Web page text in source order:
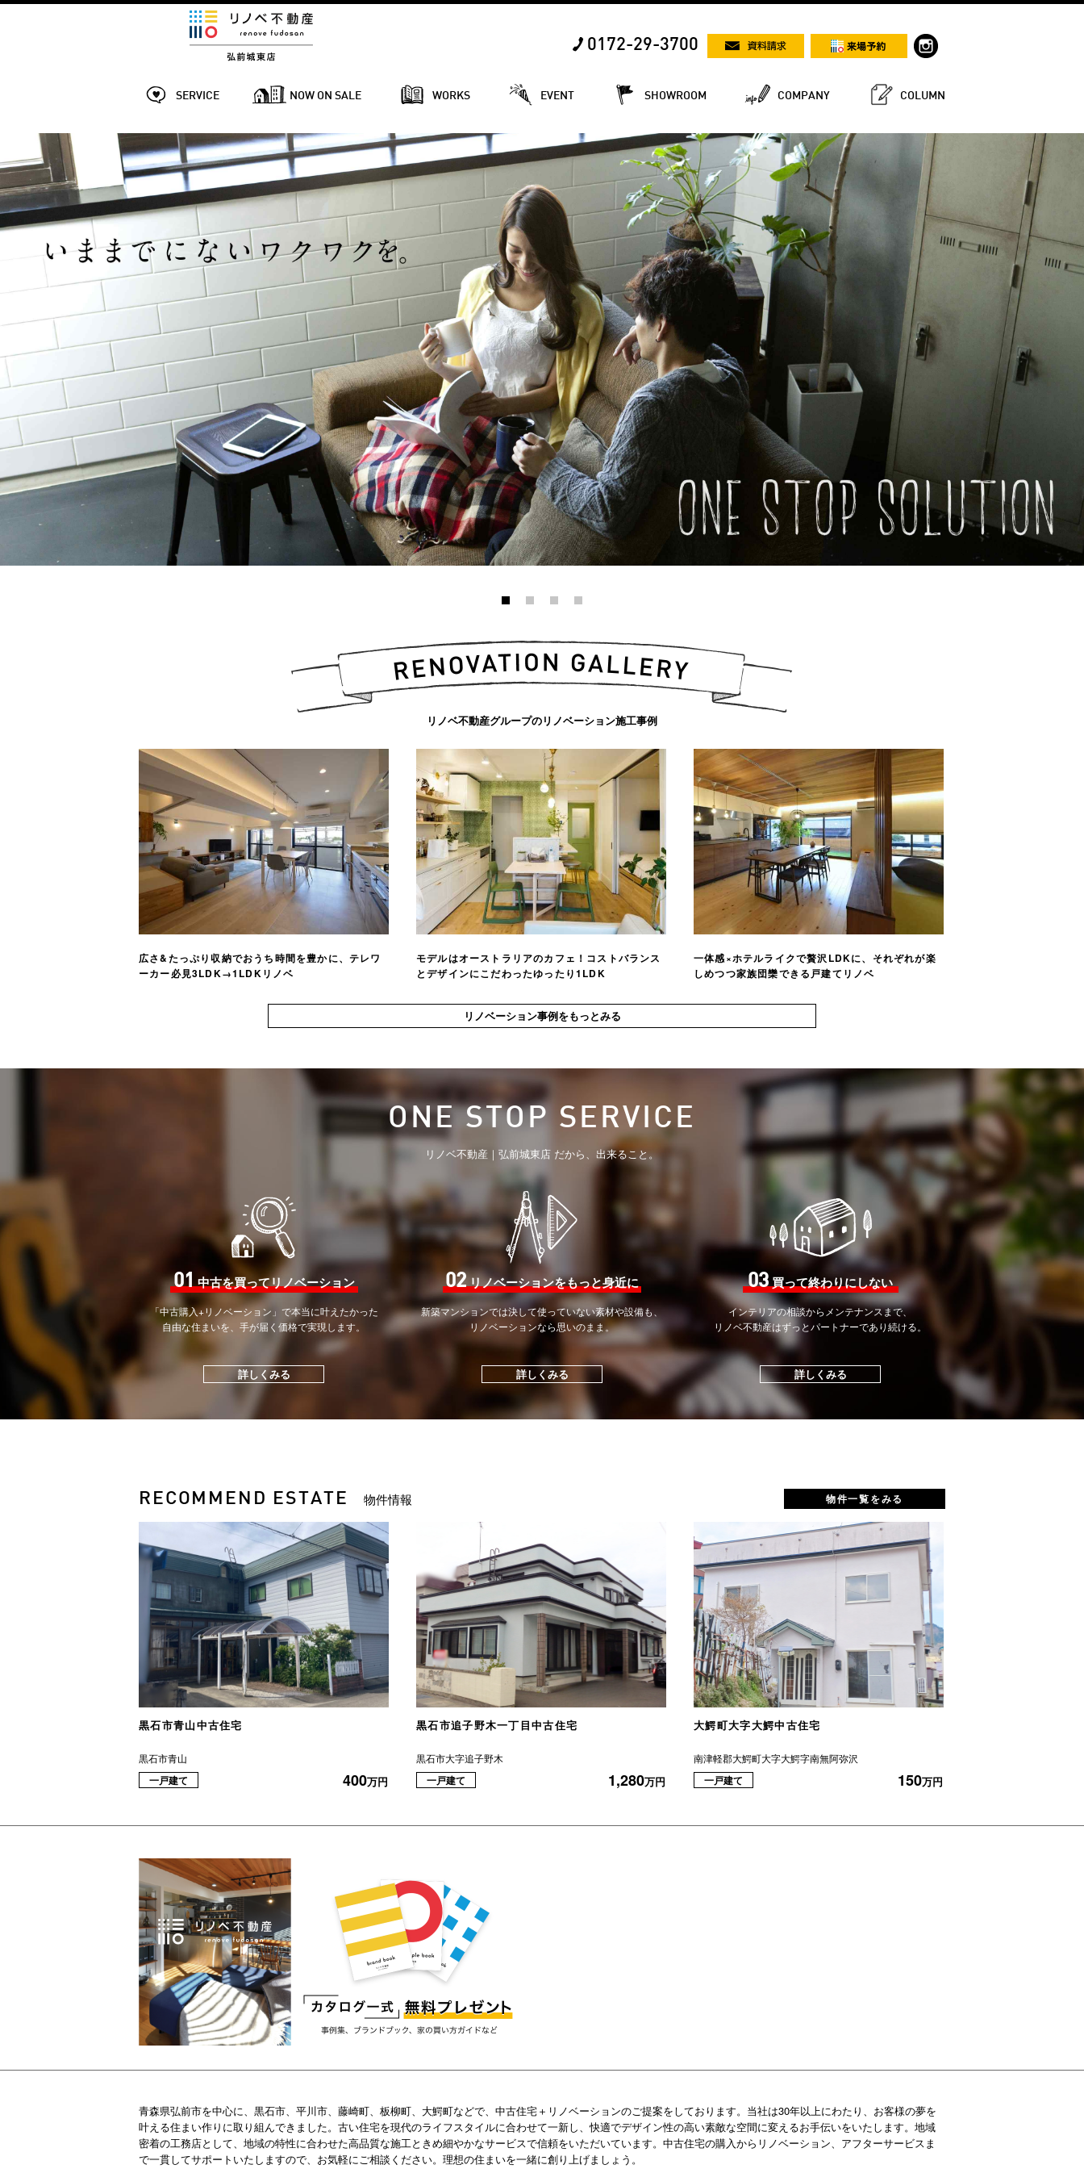
0172-29-3700
SERVICE NOW ON SALE WORKS EVENT SHOWROOM COMPANY COLUMN
リノベ不動産グループのリノベーション施工事例
広さ&たっぷり収納でおうち時間を豊かに、テレワ
ーカー必見3LDK→1LDKリノベ
モデルはオーストラリアのカフェ！コストバランス
とデザインにこだわったゆったり1LDK
一体感×ホテルライクで贅沢LDKに、それぞれが楽
しめつつ家族団欒できる戸建てリノベ
リノベーション事例をもっとみる
ONE STOP SERVICE
リノベ不動産｜弘前城東店 だから、出来ること。
01中古を買ってリノベーション
「中古購入+リノベーション」で本当に叶えたかった
自由な住まいを、手が届く価格で実現します。
詳しくみる
02リノベーションをもっと身近に
新築マンションでは決して使っていない素材や設備も、
リノベーションなら思いのまま。
詳しくみる
03買って終わりにしない
インテリアの相談から メンテナンスまで、
リノベ不動産はずっとパートナーであり続ける。
詳しくみる
RECOMMEND ESTATE 物件情報 物件一覧をみる
黒石市青山中古住宅
黒石市青山
一戸建て 400万円
黒石市追子野木一丁目中古住宅
黒石市大字追子野木
一戸建て 1,280万円
大鰐町大字大鰐中古住宅
南津軽郡大鰐町大字大鰐字南無阿弥沢
一戸建て 150万円
青森県弘前市を中心に、黒石市、平川市、藤崎町、板柳町、大鰐町などで、中古住宅＋リノベーションのご提案をしております。当社は30年以上にわたり、お客様の夢を
叶える住まい作りに取り組んできました。古い住宅を現代のライフスタイルに合わせて一新し、快適でデザイン性の高い素敵な空間に変えるお手伝いをいたします。地域
密着の工務店として、地域の特性に合わせた高品質な施工ときめ細やかなサービスで信頼をいただいています。中古住宅の購入からリノベーション、アフターサービスま
で一貫してサポートいたしますので、お気軽にご相談ください。理想の住まいを一緒に創り上げましょう。